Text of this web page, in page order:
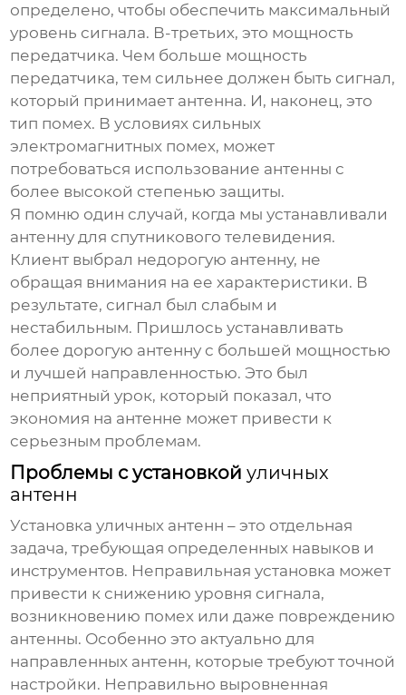
определено, чтобы обеспечить максимальный
уровень сигнала. В-третьих, это мощность
передатчика. Чем больше мощность
передатчика, тем сильнее должен быть сигнал,
который принимает антенна. И, наконец, это
тип помех. В условиях сильных
электромагнитных помех, может
потребоваться использование антенны с
более высокой степенью защиты.
Я помню один случай, когда мы устанавливали
антенну для спутникового телевидения.
Клиент выбрал недорогую антенну, не
обращая внимания на ее характеристики. В
результате, сигнал был слабым и
нестабильным. Пришлось устанавливать
более дорогую антенну с большей мощностью
и лучшей направленностью. Это был
неприятный урок, который показал, что
экономия на антенне может привести к
серьезным проблемам.
Проблемы с установкойуличных
антенн
Установкауличных антенн – это отдельная
задача, требующая определенных навыков и
инструментов. Неправильная установка может
привести к снижению уровня сигнала,
возникновению помех или даже повреждению
антенны. Особенно это актуально для
направленных антенн, которые требуют точной
настройки. Неправильно выровненная